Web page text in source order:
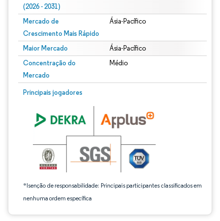
(2026 - 2031)
Mercado de
Crescimento Mais Rápido
Ásia-Pacífico
Maior Mercado Ásia-Pacífico
Concentração do
Mercado
Médio
Principais jogadores
*Isenção de responsabilidade: Principais participantes classificados em
nenhuma ordem específica
Imagem © Mordor Intelligence. O reuso requer atribuição conforme CC BY 4.0.